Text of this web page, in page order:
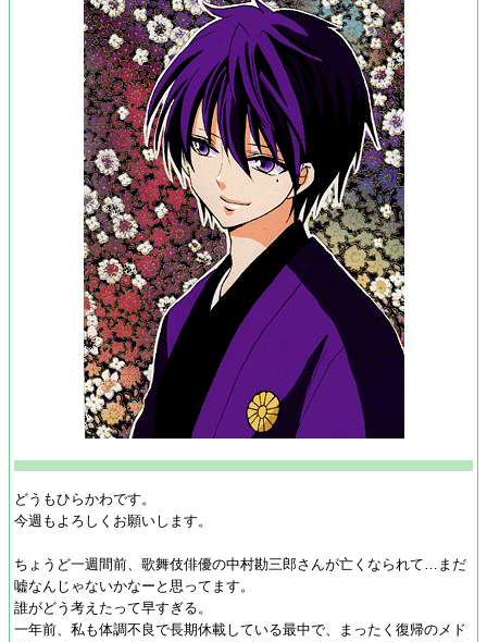
どうもひらかわです。
今週もよろしくお願いします。
ちょうど一週間前、歌舞伎俳優の中村勘三郎さんが亡くなられて…まだ
嘘なんじゃないかなーと思ってます。
誰がどう考えたって早すぎる。
一年前、私も体調不良で長期休載している最中で、まったく復帰のメド